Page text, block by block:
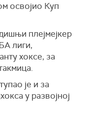
освојио Куп
плејмејкер
лиги,
хоксе, за
је и за
у развојној